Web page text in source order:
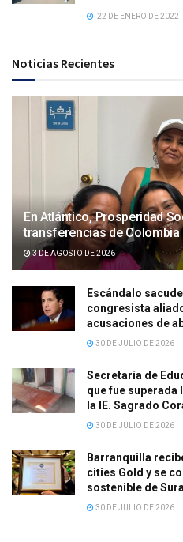
22 DE ENERO DE 2022
Noticias Recientes
En Atlántico, Prosperidad
transferencias de Colombia
3 DE AGOSTO DE 2026
Escándalo
congresista
acusaciones de
30 DE JULIO DE 2026
Secretaría de
que fue superada
la IE. Sagrado
30 DE JULIO DE 2026
Barranquilla
cities Gold y se
sostenible de
30 DE JULIO DE 2026